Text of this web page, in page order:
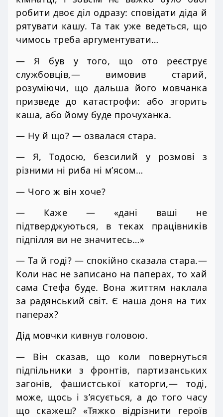
робити двоє діл одразу: сповідати діда й
рятувати кашу. Та так уже ведеться, що
чимось треба аргументувати…
— Я був у того, що ото реєструє
службовців,— вимовив старий,
розуміючи, що дальша його мовчанка
призведе до катастрофи: або згорить
каша, або йому буде прочуханка.
— Ну й що? — озвалася стара.
— Я, Тодосю, безсилий у розмові з
різними ні риба ні м’ясом…
— Чого ж він хоче?
— Каже — «дані ваші не
підтверджуються, в теках працівників
підпілля ви не значитесь…»
— Та й годі? — спокійно сказала стара.—
Коли нас не записано на паперах, то хай
сама Стефа буде. Вона життям наклала
за радянський світ. Є наша доня на тих
паперах?
Дід мовчки кивнув головою.
— Він сказав, що коли повернуться
підпільники з фронтів, партизанських
загонів, фашистської каторги,— тоді,
може, щось і з’ясується, а до того часу
що скажеш? «Тяжко відрізнити героїв